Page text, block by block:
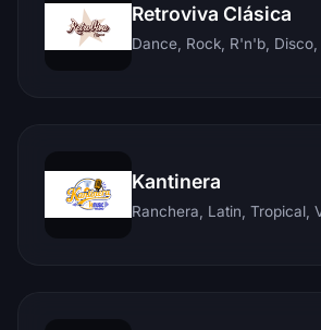
Retroviva Clásica
Kantinera
Ranchera, Latin, Tropical,